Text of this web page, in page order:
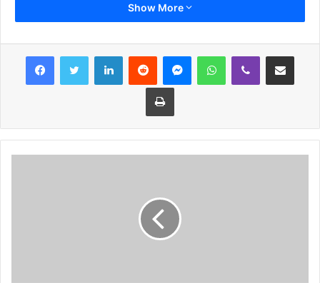
शुक्लागण्डकीमा नेपालकै नम्बर एक बालुवा पाइने ठाउँमा सबैभन्दा खराब बालुवा
राखेर काम गरिएको छ यस्तो कार्य मिलेमतोमा गरिएको हो । नाला तथा टेवा पर्खाल
बनाउने क्रममा मिक्सरको प्रयोग गरिएको छैन । मिक्सरले प्रयोग गर्दा राम्रोसँग
घुलिने भएकोले बलियो हुने थियो तर मिलोमतो गरिएकोले त्यसमा अनुगमन नै भएको
छैन । अनुगमन गरी दोषीलाई कारबाही गर्न ढिला हुनुहुँदैन ।
Show More
Print